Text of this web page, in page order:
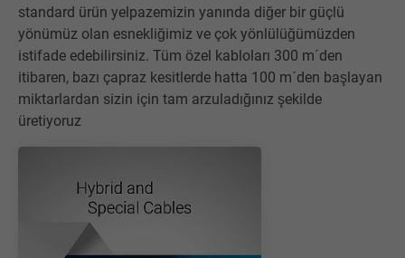
standard ürün yelpazemizin yanında diğer bir güçlü
yönümüz olan esnekliğimiz ve çok yönlülüğümüzden
istifade edebilirsiniz. Tüm özel kabloları 300 m´den
itibaren, bazı çapraz kesitlerde hatta 100 m´den başlayan
miktarlardan sizin için tam arzuladığınız şekilde
üretiyoruz